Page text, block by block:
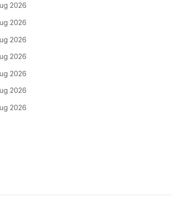
2026
2026
2026
2026
2026
2026
2026